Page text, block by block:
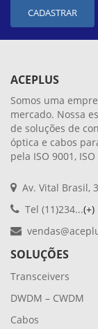
CADASTRAR
ACEPLUS
Somos uma
mercado. Nossa
de soluções de
óptica e cabos
pela ISO 9001, ISO
Av. Vital Brasil,
Tel (11)234...(+)
SOLUÇÕES
Transceivers
DWDM – CWDM
Cabos